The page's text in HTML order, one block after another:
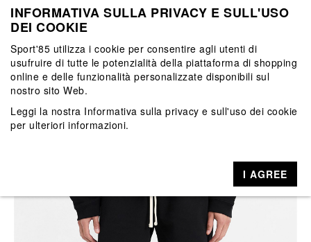
INFORMATIVA SULLA PRIVACY E SULL'USO
DEI COOKIE
Sport'85 utilizza i cookie per consentire agli utenti di
usufruire di tutte le potenzialità della piattaforma di shopping
online e delle funzionalità personalizzate disponibili sul
nostro sito Web.
Leggi la nostra Informativa sulla privacy e sull'uso dei cookie
per ulteriori informazioni.
I AGREE